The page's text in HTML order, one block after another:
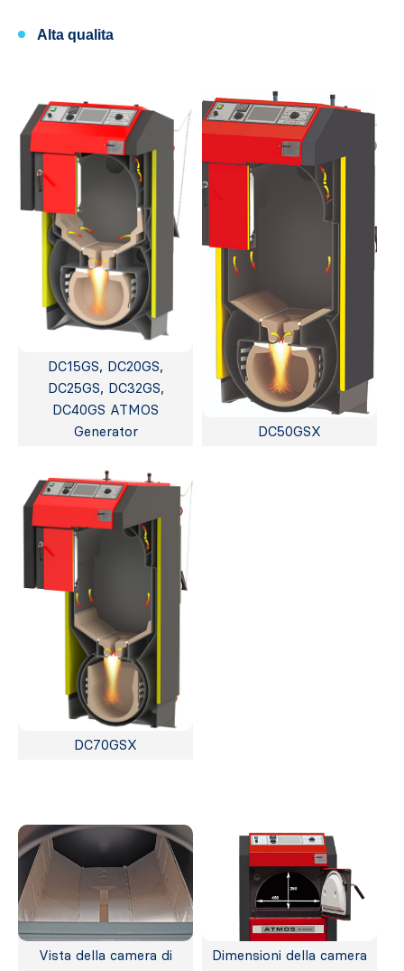
Alta qualita
DC15GS, DC20GS,
DC25GS, DC32GS,
DC40GS ATMOS
Generator
DC50GSX
DC70GSX
Vista della camera di
Dimensioni della camera